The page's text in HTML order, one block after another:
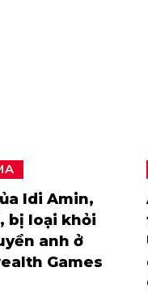
Idi Amin,
bị loại khỏi
anh ở
Games